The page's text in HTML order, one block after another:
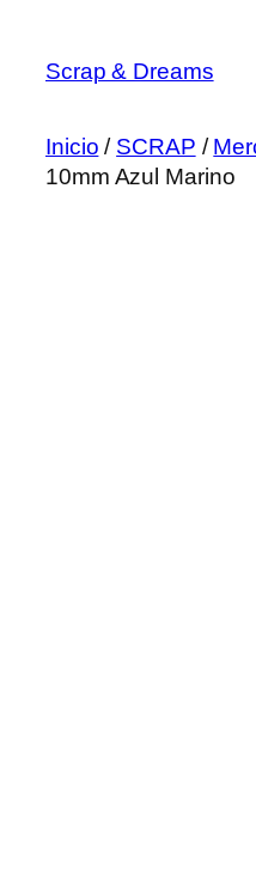
contenido
Scrap & Dreams
Inicio / SCRAP /
10mm Azul Marino